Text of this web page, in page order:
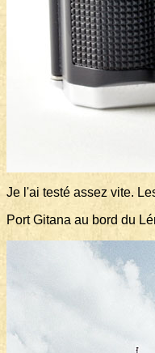
Je l'ai testé assez vite.
Port Gitana au bord du